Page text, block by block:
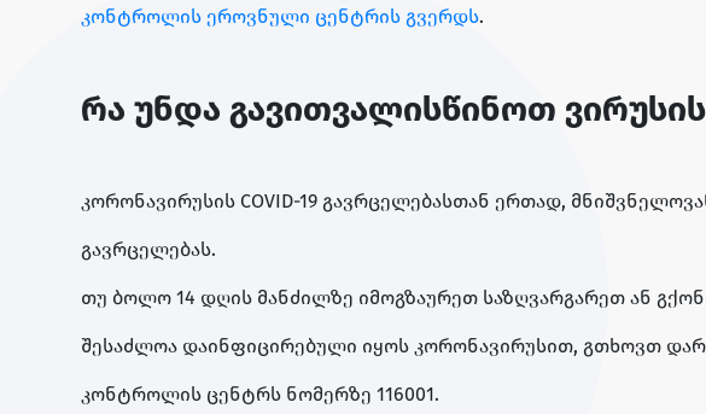
კონტროლის ეროვნული ცენტრის გვერდს.
რა უნდა გავითვალისწინოთ
კორონავირუსის COVID-19 გავრცელებასთან ერთად,
გავრცელებას.
თუ ბოლო 14 დღის მანძილზე იმოგზაურეთ საზღვარგარეთ ან
შესაძლოა დაინფიცირებული იყოს კორონავირუსით, გთხოვთ
კონტროლის ცენტრს ნომერზე 116001.